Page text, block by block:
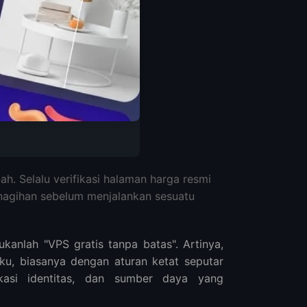
Selalu verifikasi halaman harga resmi
sebelum menjalankan sesuatu
"VPS gratis tanpa batas". Artinya,
biasanya dengan aturan ketat seputar
identitas, dan sumber daya yang